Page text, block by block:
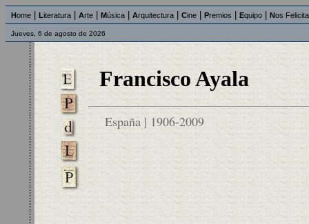
Home Literatura Arte Música Arquitectura Cine Premios Equipo Nos
Jueves, 6 de agosto de 2026
Francisco Ayala
España | 1906-2009